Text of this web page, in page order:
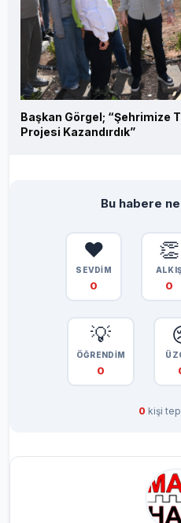
Başkan Görgel; “Şehrimize
Projesi Kazandırdık”
Bu habere
❤️
SEVDİM
0
👏
0
💡
ÖĞRENDİM
0
0 kişi